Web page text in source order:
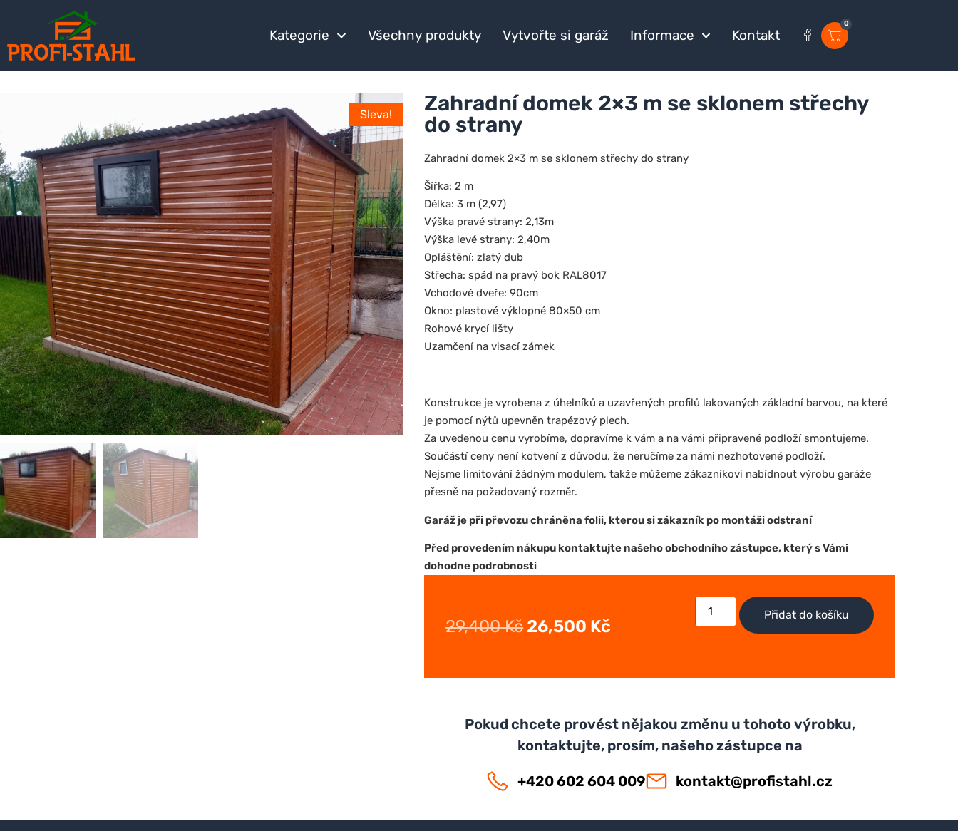
Kategorie Všechny produkty Vytvořte si garáž Informace Kontakt
0
Sleva!
Zahradní domek 2×3 m se sklonem střechy
do strany
Zahradní domek 2×3 m se sklonem střechy do strany
Šířka: 2 m
Délka: 3 m (2,97)
Výška pravé strany: 2,13m
Výška levé strany: 2,40m
Opláštění: zlatý dub
Střecha: spád na pravý bok RAL8017
Vchodové dveře: 90cm
Okno: plastové výklopné 80×50 cm
Rohové krycí lišty
Uzamčení na visací zámek
Konstrukce je vyrobena z úhelníků a uzavřených profilů lakovaných základní barvou, na které
je pomocí nýtů upevněn trapézový plech.
Za uvedenou cenu vyrobíme, dopravíme k vám a na vámi připravené podloží smontujeme.
Součástí ceny není kotvení z důvodu, že neručíme za námi nezhotovené podloží.
Nejsme limitování žádným modulem, takže můžeme zákazníkovi nabídnout výrobu garáže
přesně na požadovaný rozměr.
Garáž je při převozu chráněna folii, kterou si zákazník po montáži odstraní
Před provedením nákupu kontaktujte našeho obchodního zástupce, který s Vámi
dohodne podrobnosti
29,400Kč 26,500 Kč
Přidat do košíku
Pokud chcete provést nějakou změnu u tohoto výrobku,
kontaktujte, prosím, našeho zástupce na
+420 602 604 009 kontakt@profistahl.cz